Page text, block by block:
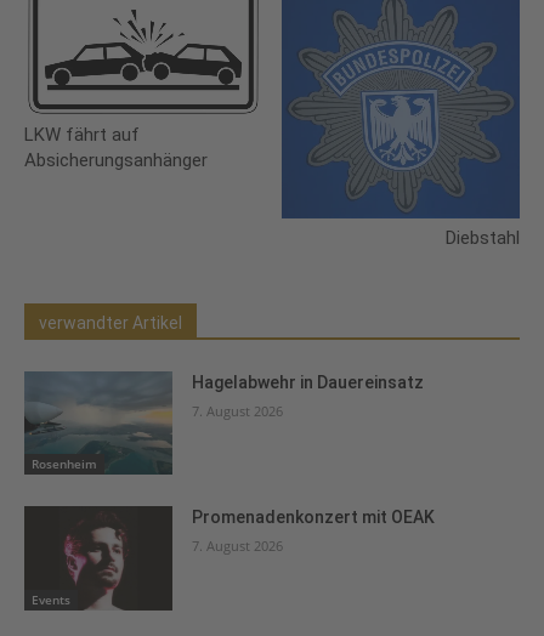
LKW fährt auf
Absicherungsanhänger
Diebstahl
verwandter Artikel
Rosenheim
Hagelabwehr in Dauereinsatz
7. August 2026
Events
Promenadenkonzert mit OEAK
7. August 2026